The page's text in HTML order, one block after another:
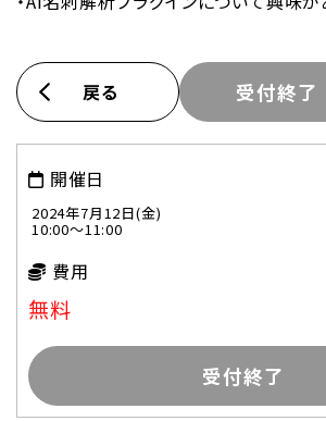
戻る 受付終了
開催日
2024年7月12日(金)
10:00～11:00
費用
無料
受付終了